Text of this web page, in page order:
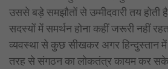
उससे बड़े समझौतों से उम्मीदवारी तय होती
सदस्यों में समर्थन होना कहीं जरूरी नहीं
व्यवस्था से कुछ सीखकर अगर हिन्दुस्तान में
तरह से संगठन का लोकतंत्र कायम कर सके,